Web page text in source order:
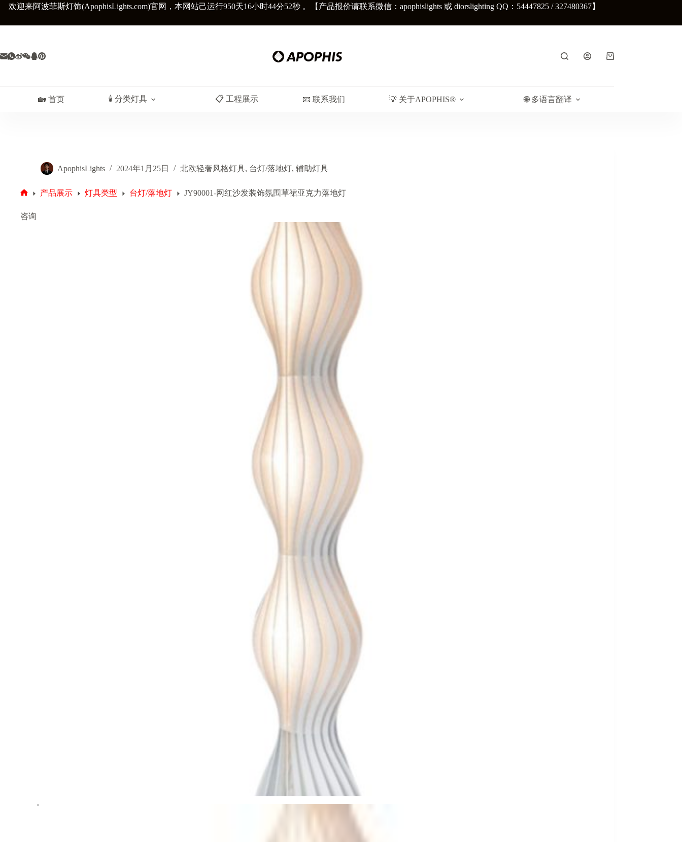
内
欢迎来阿波菲斯灯饰(ApophisLights.com)官网，本网站己运行950天16小时44分54秒 。【产品报价请联系微信：apophislights 或 diorslighting QQ：54447825 / 327480367】
购
🏡 首页 🕯️ 分类灯具 📋︎ 工程展示 📧 联系我们 💡 关于APOPHIS® 🌐 多语言翻译
ApophisLights 2024年1月25日 北欧轻奢风格灯具, 台灯/落地灯, 辅助灯具
页
产品展示 灯具类型 台灯/落地灯 JY90001-网红沙发装饰氛围草裙亚克力落地灯
咨询